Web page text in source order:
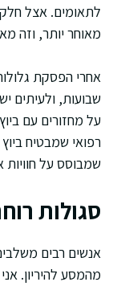
לתאומים. אצל
מאוחר יותר, וזה
אחרי הפסקת
שבועות, ולעיתים
על מחזורים עם
רפואי שמבטיח
שמבוסס על חוויות
סגולות
אנשים רבים
מהמסע להיריון.